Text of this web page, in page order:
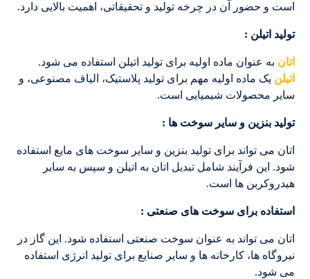
است و حضور آن در چرخه تولید و تحقیقاتی، اهمیت بالایی دارد.
تولید اتیلن :
اتان به عنوان ماده اولیه برای تولید اتیلن استفاده می شود.
اتیلن یک ماده اولیه مهم برای تولید پلاستیک، الیاف مصنوعی، و
سایر محصولات شیمیایی است.
تولید بنزین و سایر سوخت ها :
اتان می تواند برای تولید بنزین و سایر سوخت های مایع استفاده
شود. این فرآیند شامل تبدیل اتان به اتیلن و سپس به سایر
هیدروکربن ها است.
استفاده برای سوخت های صنعتی :
اتان می تواند به عنوان سوخت صنعتی استفاده شود. این گاز در
نیروگاه ها، کارخانه ها و سایر صنایع برای تولید انرژی استفاده
می شود.